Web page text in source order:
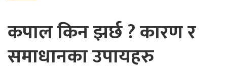
कपाल किन झर्छ ? कारण र
समाधानका उपायहरु